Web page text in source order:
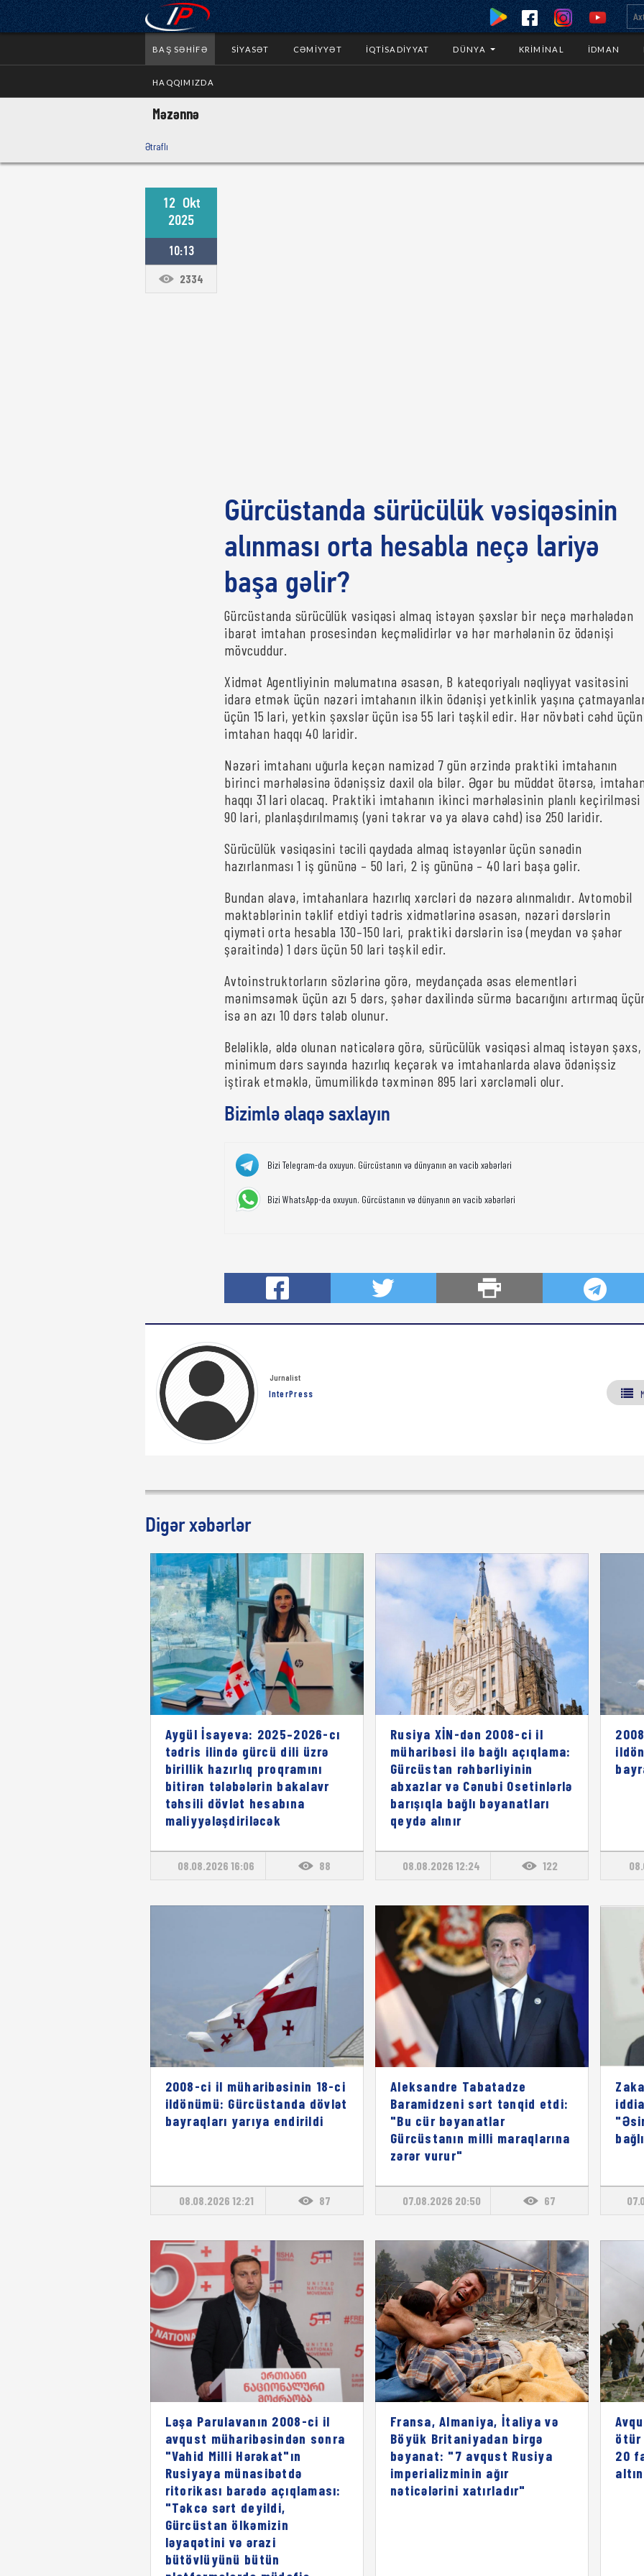
BAŞ SƏHIFƏ SIYASƏT CƏMIYYƏT İQTISADIYYAT DÜNYA KRIMINAL İDMAN
HAQQIMIZDA
Məzənnə
Ətraflı
12 Okt
2025
10:13
2334
Gürcüstanda sürücülük vəsiqəsinin
alınması orta hesabla neçə lariyə
başa gəlir?
Gürcüstanda sürücülük vəsiqəsi almaq istəyən şəxslər bir neçə mərhələdən
ibarət imtahan prosesindən keçməlidirlər və hər mərhələnin öz ödənişi
mövcuddur.
Xidmət Agentliyinin məlumatına əsasən, B kateqoriyalı nəqliyyat vasitəsini
idarə etmək üçün nəzəri imtahanın ilkin ödənişi yetkinlik yaşına
üçün 15 lari, yetkin şəxslər üçün isə 55 lari təşkil edir. Hər növbəti cəhd üçün
imtahan haqqı 40 laridir.
Nəzəri imtahanı uğurla keçən namizəd 7 gün ərzində praktiki imtahanın
birinci mərhələsinə ödənişsiz daxil ola bilər. Əgər bu müddət ötərsə,
haqqı 31 lari olacaq. Praktiki imtahanın ikinci mərhələsinin planlı keçirilməsi
90 lari, planlaşdırılmamış (yəni təkrar və ya əlavə cəhd) isə 250 laridir.
Sürücülük vəsiqəsini təcili qaydada almaq istəyənlər üçün sənədin
hazırlanması 1 iş gününə – 50 lari, 2 iş gününə – 40 lari başa gəlir.
Bundan əlavə, imtahanlara hazırlıq xərcləri də nəzərə alınmalıdır. Avtomobil
məktəblərinin təklif etdiyi tədris xidmətlərinə əsasən, nəzəri dərslərin
qiyməti orta hesabla 130–150 lari, praktiki dərslərin isə (meydan və şəhər
şəraitində) 1 dərs üçün 50 lari təşkil edir.
Avtoinstruktorların sözlərinə görə, meydançada əsas elementləri
mənimsəmək üçün azı 5 dərs, şəhər daxilində sürmə bacarığını artırmaq
isə ən azı 10 dərs tələb olunur.
Beləliklə, əldə olunan nəticələrə görə, sürücülük vəsiqəsi almaq istəyən şəxs,
minimum dərs sayında hazırlıq keçərək və imtahanlarda əlavə ödənişsiz
iştirak etməklə, ümumilikdə təxminən 895 lari xərcləməli olur.
Bizimlə əlaqə saxlayın
Bizi Telegram-da oxuyun. Gürcüstanın və dünyanın ən vacib xəbərləri
Bizi WhatsApp-da oxuyun. Gürcüstanın və dünyanın ən vacib xəbərləri
Jurnalist
InterPress
Digər xəbərlər
Aygül İsayeva: 2025–2026-cı
tədris ilində gürcü dili üzrə
birillik hazırlıq proqramını
bitirən tələbələrin bakalavr
təhsili dövlət hesabına
maliyyələşdiriləcək
08.08.2026 16:06 88
Rusiya XİN-dən 2008-ci il
müharibəsi ilə bağlı açıqlama:
Gürcüstan rəhbərliyinin
abxazlar və Cənubi Osetinlərlə
barışıqla bağlı bəyanatları
qeydə alınır
08.08.2026 12:24 122
2008-ci il müharibəsinin 18-ci
ildönümü: Gürcüstanda dövlət
bayraqları yarıya endirildi
08.08.2026 12:21 87
Aleksandre Tabatadze
Baramidzeni sərt tənqid etdi:
"Bu cür bəyanatlar
Gürcüstanın milli maraqlarına
zərər vurur"
07.08.2026 20:50 67
Ləşa Parulavanın 2008-ci il
avqust müharibəsindən sonra
"Vahid Milli Hərəkat"ın
Rusiyaya münasibətdə
ritorikası barədə açıqlaması:
"Təkcə sərt deyildi,
Gürcüstan ölkəmizin
ləyaqətini və ərazi
bütövlüyünü bütün
Fransa, Almaniya, İtaliya və
Böyük Britaniyadan birgə
bəyanat: "7 avqust Rusiya
imperializminin ağır
nəticələrini xatırladır"
ötür
20